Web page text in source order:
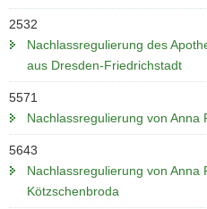
2532
Nachlassregulierung des
aus Dresden-Friedrichstadt
5571
Nachlassregulierung von Anna
5643
Nachlassregulierung von Anna
Kötzschenbroda